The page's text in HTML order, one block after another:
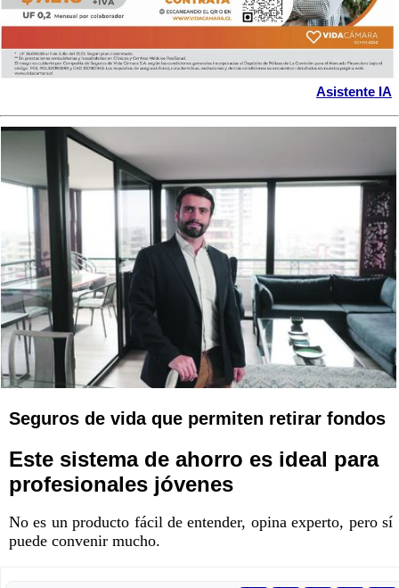
Asistente IA
Seguros de vida que permiten retirar fondos
Este sistema de ahorro es ideal para
profesionales jóvenes
No es un producto fácil de entender, opina experto, pero sí
puede convenir mucho.